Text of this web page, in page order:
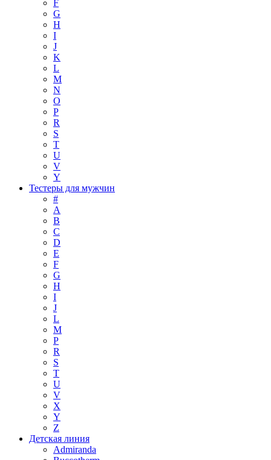
F
G
H
I
J
K
L
M
N
O
P
R
S
T
U
V
Y
Тестеры для мужчин
#
A
B
C
D
E
F
G
H
I
J
L
M
P
R
S
T
U
V
X
Y
Z
Детская линия
Admiranda